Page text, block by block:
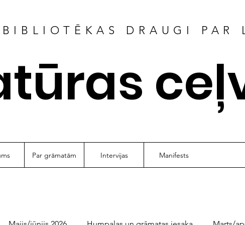
DRAUGI PAR
Par grāmatām Intervijas Manifests